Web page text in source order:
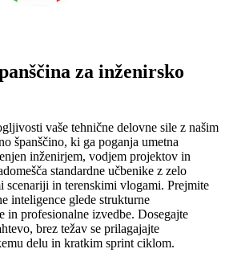
za inženirsko
vaše tehnične delovne sile z našim
španščino, ki ga poganja umetna
inženirjem, vodjem projektov in
standardne učbenike z zelo
scenariji in terenskimi vlogami. Prejmite
inteligence glede strukturne
in profesionalne izvedbe. Dosegajte
brez težav se prilagajajte
delu in kratkim sprint ciklom.